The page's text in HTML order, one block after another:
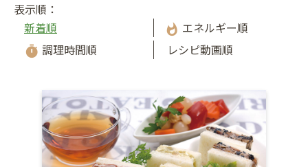
表示順：
新着順
whatshot エネルギー順
timer 調理時間順 レシピ動画順